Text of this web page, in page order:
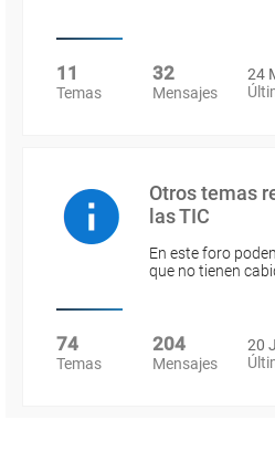
11
Temas
32
Mensajes
24
Otros temas
las TIC
En este foro
que no tienen
74
Temas
204
Mensajes
20